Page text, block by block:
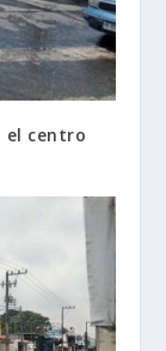
el centro